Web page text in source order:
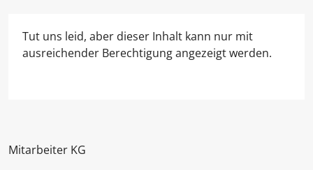
Tut uns leid, aber dieser Inhalt kann nur mit
ausreichender Berechtigung angezeigt werden.
Mitarbeiter KG